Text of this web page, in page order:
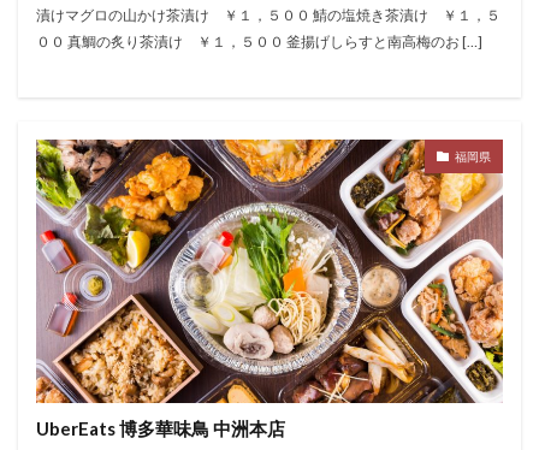
漬けマグロの山かけ茶漬け ￥１，５００ 鯖の塩焼き茶漬け ￥１，５
００ 真鯛の炙り茶漬け ￥１，５００ 釜揚げしらすと南高梅のお […]
福岡県
UberEats 博多華味鳥 中洲本店